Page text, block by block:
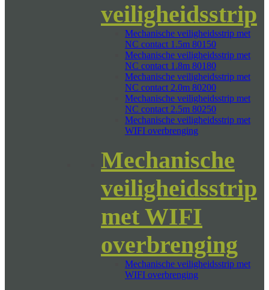
veiligheidsstrip
Mechanische veiligheidsstrip met
NC contact 1.5m 80150
Mechanische veiligheidsstrip met
NC contact 1.8m 80180
Mechanische veiligheidsstrip met
NC contact 2.0m 80200
Mechanische veiligheidsstrip met
NC contact 2.5m 80250
Mechanische veiligheidsstrip met
WIFI overbrenging
Mechanische
veiligheidsstrip
met WIFI
overbrenging
Mechanische veiligheidsstrip met
WIFI overbrenging